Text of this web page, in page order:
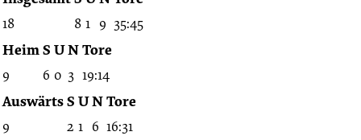
18 8 1 9 35:45
HeimS UNTore
9 6 0 3 19:14
AuswärtsS UNTore
9 2 1 6 16:31